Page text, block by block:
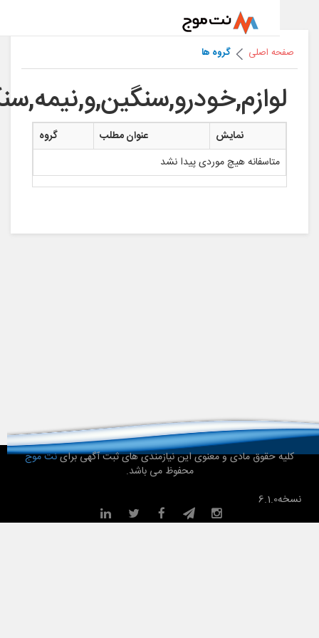
اصلی گروه ها
عنوان مطلب
متاسفانه هیچ موردی پیدا نشد
حقوق مادی و معنوی این نیازمندی های ثبت آگهی براینت موج
محفوظ می باشد.
6.1.0